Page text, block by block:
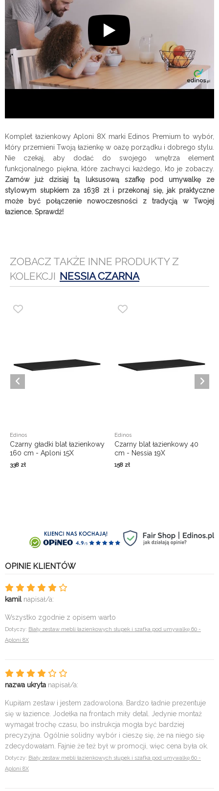
Komplet łazienkowy Aploni 8X marki Edinos Premium to wybór,
który przemieni Twoją łazienkę w oazę porządku i dobrego stylu.
Nie czekaj, aby dodać do swojego wnętrza element
funkcjonalnego piękna, które zachwyci każdego, kto je zobaczy.
Zamów już dzisiaj tą luksusową szafkę pod umywalkę ze
stylowym słupkiem za 1638 zł i przekonaj się, jak praktyczne
może być połączenie nowoczesności z tradycją w Twojej
łazience. Sprawdź!
ZOBACZ TAKŻE INNE PRODUKTY Z
KOLEKCJI NESSIA CZARNA
Edinos
Czarny gładki blat łazienkowy
160 cm - Aploni 15X
338 zł
Edinos
Czarny blat łazienkowy 40
cm - Nessia 19X
158 zł
OPINIE KLIENTÓW
kamilnapisał/a:
Wszystko zgodnie z opisem warto
Dotyczy: Biały zestaw mebli łazienkowych słupek i szafka pod umywalkę 60 -
Aploni 8X
nazwa ukryta napisał/a:
Kupiłam zestaw i jestem zadowolona. Bardzo ładnie prezentuje
się w łazience. Jodełka na frontach miły detal. Jedynie montaż
wymagał trochę czasu, bo instrukcja mogła być bardziej
precyzyjna. Ogólnie solidny wybór i cieszę się, że na niego się
zdecydowałam. Fajnie że też był w promocji, więc cena była ok.
Dotyczy: Biały zestaw mebli łazienkowych słupek i szafka pod umywalkę 60 -
Aploni 8X